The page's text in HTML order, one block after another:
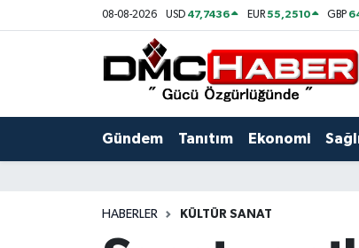
08-08-2026 USD 47,7436 EUR55,2510 GBP
Gündem Tanıtım Ekonomi
HABERLER KÜLTÜR SANAT
Gündem
Nöbetçi Eczaneler